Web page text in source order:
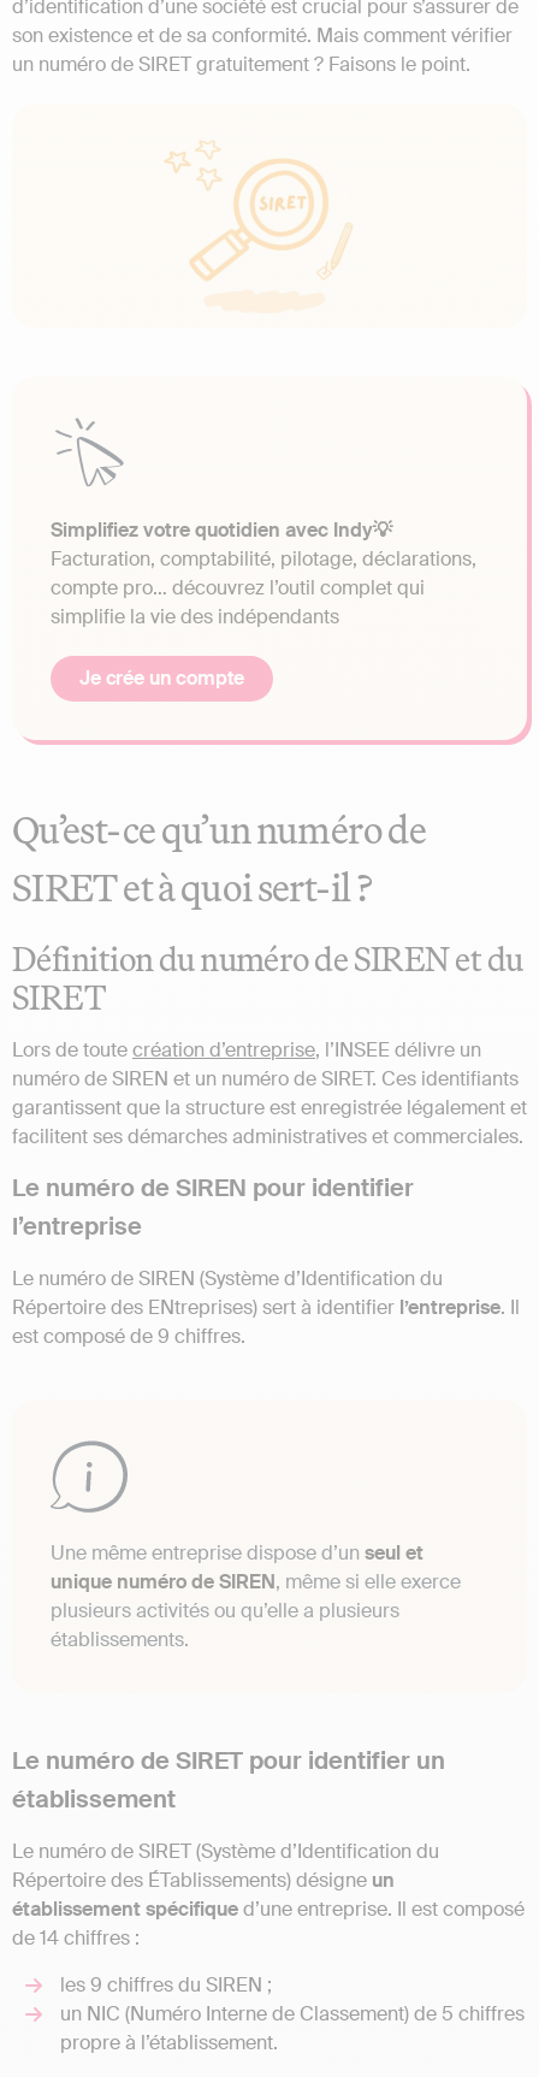
d’identification d’une société est crucial pour s’assurer de
son existence et de sa conformité. Mais comment vérifier
un numéro de SIRET gratuitement ? Faisons le point.
Simplifiez votre quotidien avec Indy💡
Facturation, comptabilité, pilotage, déclarations,
compte pro… découvrez l’outil complet qui
simplifie la vie des indépendants
Je crée un compte
Qu’est-ce qu’un numéro de
SIRET et à quoi sert-il ?
Définition du numéro de SIREN et du
SIRET
Lors de toutecréation d’entreprise, l’INSEE délivre un
numéro de SIREN et un numéro de SIRET. Ces identifiants
garantissent que la structure est enregistrée légalement et
facilitent ses démarches administratives et commerciales.
Le numéro de SIREN pour identifier
l’entreprise
Le numéro de SIREN (Système d’Identification du
Répertoire des ENtreprises) sert à identifier l’entreprise. Il
est composé de 9 chiffres.
Une même entreprise dispose d’un seul et
unique numéro de SIREN, même si elle exerce
plusieurs activités ou qu’elle a plusieurs
établissements.
Le numéro de SIRET pour identifier un
établissement
Le numéro de SIRET (Système d’Identification du
Répertoire des ÉTablissements) désigne un
établissement spécifiqued’une entreprise. Il est composé
de 14 chiffres :
les 9 chiffres du SIREN ;
un NIC (Numéro Interne de Classement) de 5 chiffres
propre à l’établissement.